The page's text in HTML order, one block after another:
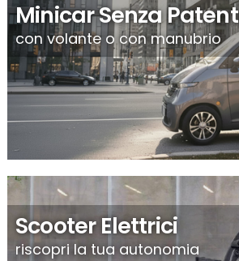
Scooter Elettrici
riscopri la tua autonomia
Minicar Senza
con volante o con manubrio